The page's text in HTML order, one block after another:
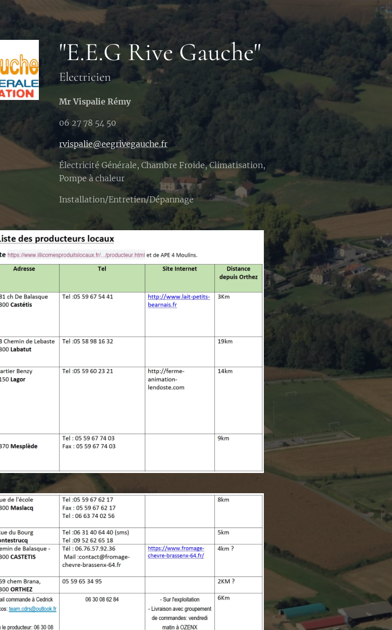
"E.E.G Rive Gauche"
Electricien
Mr Vispalie Rémy
06 27 78 54 50
rvispalie@eegrivegauche.fr
Électricité Générale, Chambre Froide, Climatisation,
Pompe à chaleur
Installation/Entretien/Dépannage